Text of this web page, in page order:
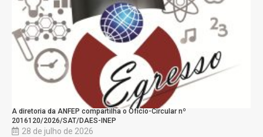
A diretoria da ANFEP compartilha o Ofício-Circular nº
2016120/2026/SAT/DAES-INEP
28 de julho de 2026